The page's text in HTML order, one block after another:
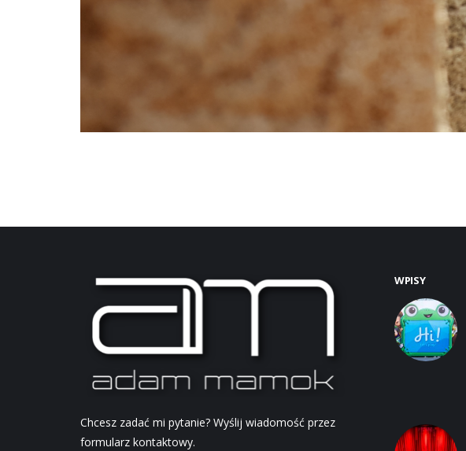
Chcesz zadać mi pytanie? Wyślij wiadomość przez
formularz kontaktowy.
WPISY